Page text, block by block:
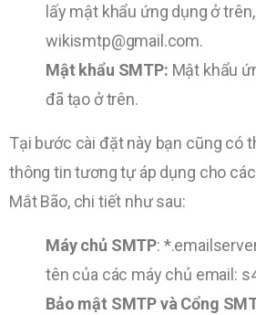
lấy mật khẩu ứng dụng ở trên,
wikismtp@gmail.com.
Mật khẩu SMTP: Mật khẩu
đã tạo ở trên.
Tại bước cài đặt này bạn cũng có
thông tin tương tự áp dụng cho
Mắt Bão, chi tiết như sau:
Máy chủ SMTP:
tên của các máy chủ email:
Bảo mật SMTP và Cổng